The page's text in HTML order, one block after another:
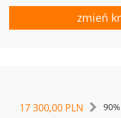
zmień
17 300,00 PLN